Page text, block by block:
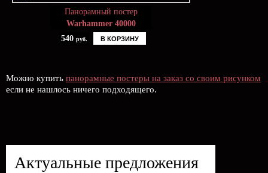
Панорамный постер
Warhammer 40000
540 руб. В КОРЗИНУ
Можно купить панорамные постеры на заказ со своим рисунком
если не нашлось ничего подходящего.
Актуальные предложения